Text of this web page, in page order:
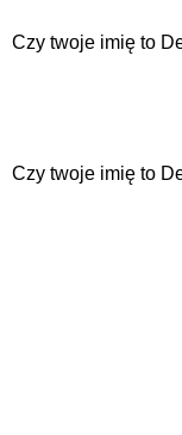
Czy twoje imię to
Czy twoje imię to